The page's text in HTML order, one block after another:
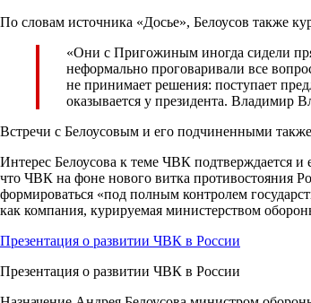
По словам источника «Досье», Белоусов также
«Они с Пригожиным иногда сидели
неформально проговаривали все
не принимает решения: поступает
оказывается у президента. Владимир
Встречи с Белоусовым и его подчиненными
Интерес Белоусова к теме ЧВК подтверждается
что ЧВК на фоне нового витка противостояния
формироваться «под полным контролем
как компания, курируемая министерством
Презентация о развитии ЧВК в России
Презентация о развитии ЧВК в России